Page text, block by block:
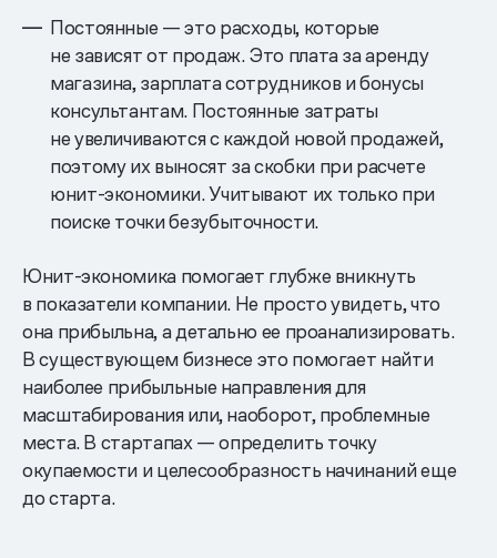
Постоянные — это расходы, которые
не зависят от продаж. Это плата за аренду
магазина, зарплата сотрудников и бонусы
консультантам. Постоянные затраты
не увеличиваются с каждой новой продажей,
поэтому их выносят за скобки при расчете
юнит-экономики. Учитывают их только при
поиске точки безубыточности.
Юнит-экономика помогает глубже вникнуть
в показатели компании. Не просто увидеть, что
она прибыльна, а детально ее проанализировать.
В существующем бизнесе это помогает найти
наиболее прибыльные направления для
масштабирования или, наоборот, проблемные
места. В стартапах — определить точку
окупаемости и целесообразность начинаний еще
до старта.